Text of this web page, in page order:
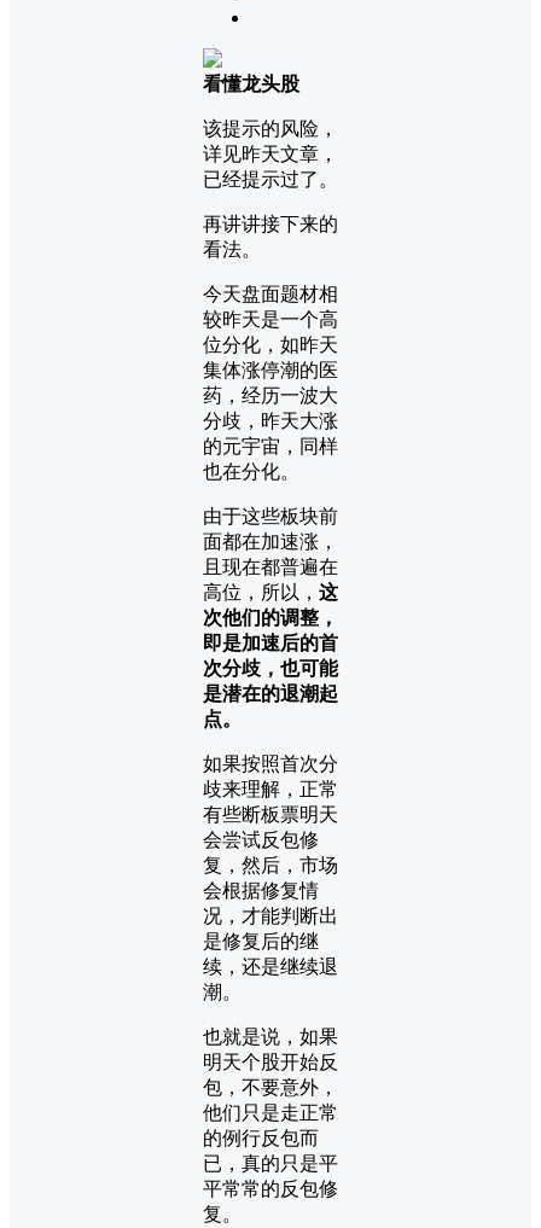
看懂龙头股
该提示的风险，
详见昨天文章，
已经提示过了。
再讲讲接下来的
看法。
今天盘面题材相
较昨天是一个高
位分化，如昨天
集体涨停潮的医
药，经历一波大
分歧，昨天大涨
的元宇宙，同样
也在分化。
由于这些板块前
面都在加速涨，
且现在都普遍在
高位，所以， 这
次他们的调整，
即是加速后的首
次分歧，也可能
是潜在的退潮起
点。
如果按照首次分
歧来理解，正常
有些断板票明天
会尝试反包修
复，然后，市场
会根据修复情
况，才能判断出
是修复后的继
续，还是继续退
潮。
也就是说，如果
明天个股开始反
包，不要意外，
他们只是走正常
的例行反包而
已，真的只是平
平常常的反包修
复。